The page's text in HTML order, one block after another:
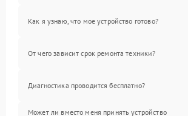
Как я узнаю, что мое устройство готово?
От чего зависит срок ремонта техники?
Диагностика проводится бесплатно?
Может ли вместо меня принять устройство